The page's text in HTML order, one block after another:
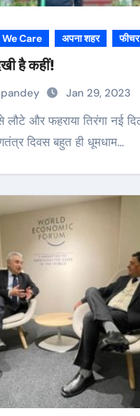
We Care अपना शहर फीचर
है कहीं!
Jan 29, 2023
दिवस बहुत ही धूमधाम…